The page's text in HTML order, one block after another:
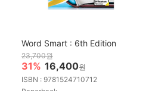
Word Smart : 6th Edition
23,700원
31% 16,400원
ISBN : 9781524710712